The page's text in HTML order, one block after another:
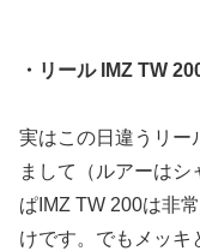
・リール IMZ TW
実はこの日違うリー
まして（ルアーは
ぱIMZ TW 200は非
けです。でもメッキ